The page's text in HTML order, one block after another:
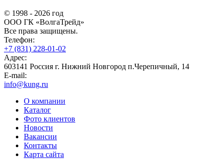
© 1998 - 2026 год
ООО ГК «ВолгаТрейд»
Все права защищены.
Телефон:
+7 (831) 228-01-02
Адрес:
603141 Россия г. Нижний Новгород п.Черепичный, 14
E-mail:
info@kung.ru
О компании
Каталог
Фото клиентов
Новости
Вакансии
Контакты
Карта сайта